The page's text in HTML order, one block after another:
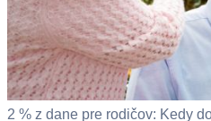
2 % z dane pre rodičov: Kedy